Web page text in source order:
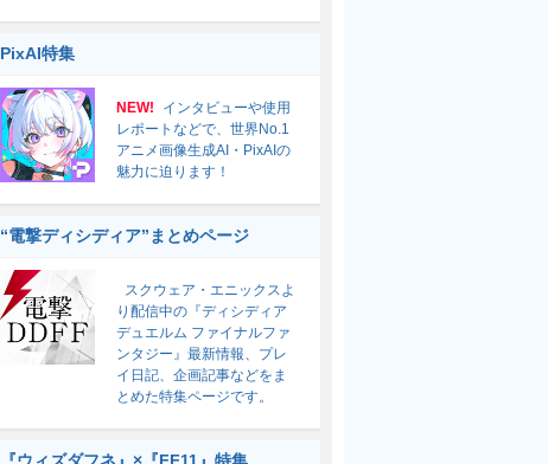
PixAI特集
NEW!
インタビューや使用
レポートなどで、世界No.1
アニメ画像生成AI・PixAIの
魅力に迫ります！
“電撃ディシディア”まとめページ
スクウェア・エニックスよ
り配信中の『ディシディア
デュエルム ファイナルファ
ンタジー』最新情報、プレ
イ日記、企画記事などをま
とめた特集ページです。